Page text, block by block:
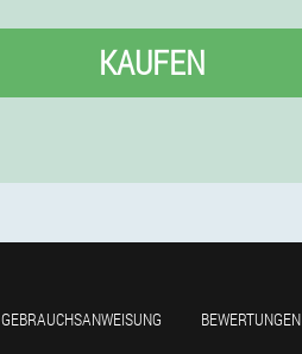
KAUFEN
GEBRAUCHSANWEISUNG BEWERTUNGEN